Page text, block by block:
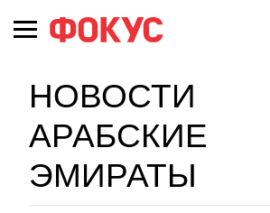
НОВОСТИ
АРАБСКИЕ
ЭМИРАТЫ